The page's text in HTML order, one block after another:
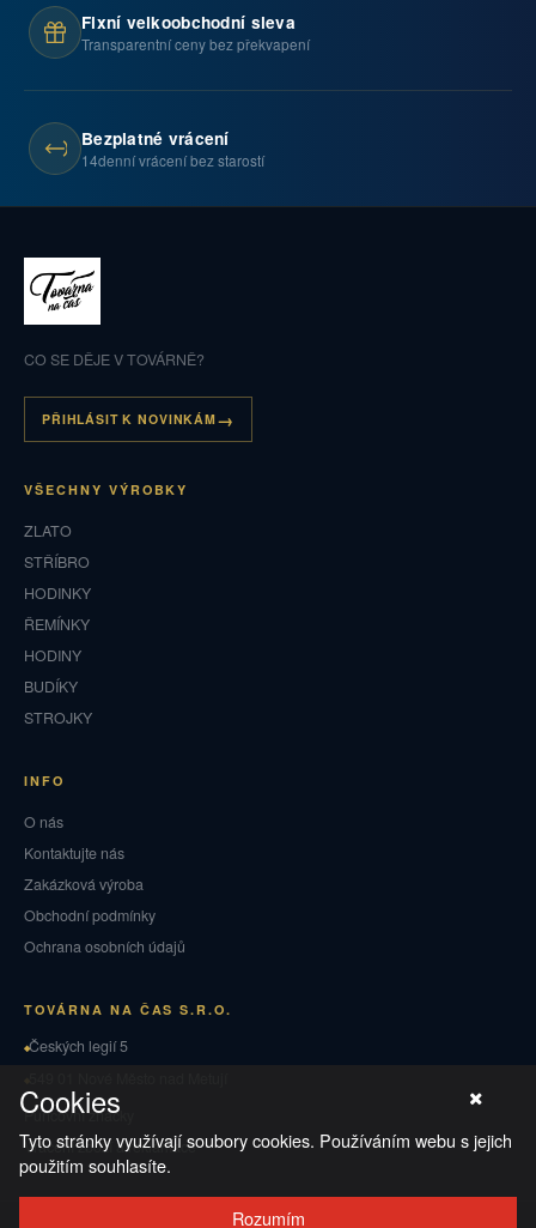
Fixní velkoobchodní sleva
Transparentní ceny bez překvapení
Bezplatné vrácení
14denní vrácení bez starostí
CO SE DĚJE V TOVÁRNĚ?
PŘIHLÁSIT K NOVINKÁM
VŠECHNY VÝROBKY
ZLATO
STŘÍBRO
HODINKY
ŘEMÍNKY
HODINY
BUDÍKY
STROJKY
INFO
O nás
Kontaktujte nás
Zakázková výroba
Obchodní podmínky
Ochrana osobních údajů
TOVÁRNA NA ČAS S.R.O.
Českých legií 5
Puncovní značky
Vrácení zboží a reklamace
Cookies
Tyto stránky využívají soubory cookies. Používáním webu s jejich
použitím souhlasíte.
Rozumím